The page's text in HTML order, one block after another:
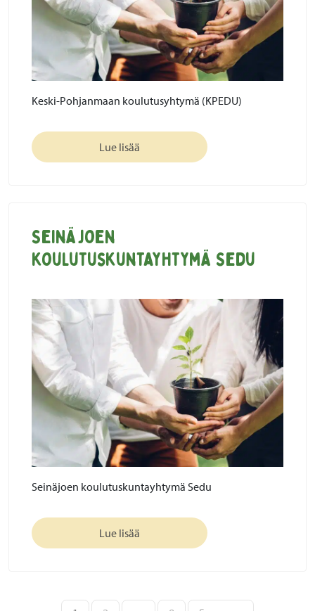
Keski-Pohjanmaan koulutusyhtymä (KPEDU)
Lue lisää
Seinäjoen
koulutuskuntayhtymä Sedu
Seinäjoen koulutuskuntayhtymä Sedu
Lue lisää
Artikkelien